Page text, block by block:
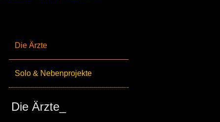
Die Ärzte
Solo & Nebenprojekte
Die Ärzte_